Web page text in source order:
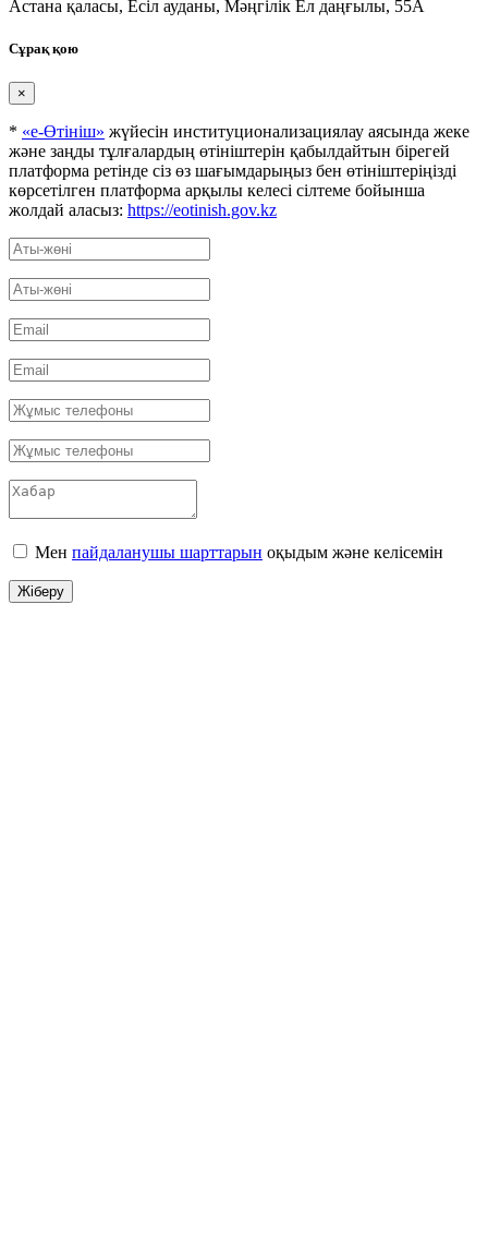
Астана қаласы, Есіл ауданы, Мәңгілік Ел даңғылы, 55А
Сұрақ қою
×
* «е-Өтініш» жүйесін институционализациялау аясында жеке
және заңды тұлғалардың өтініштерін қабылдайтын бірегей
платформа ретінде сіз өз шағымдарыңыз бен өтініштеріңізді
көрсетілген платформа арқылы келесі сілтеме бойынша
жолдай аласыз: https://eotinish.gov.kz
Мен пайдаланушы шарттарын оқыдым және келісемін
Жіберу